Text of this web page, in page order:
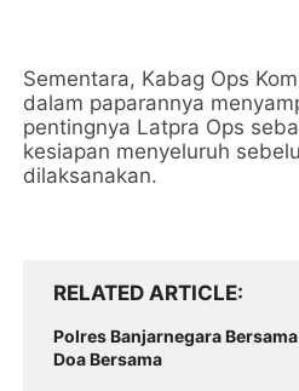
Sementara, Kabag Ops
dalam paparannya
pentingnya Latpra Ops
kesiapan menyeluruh
dilaksanakan.
RELATED ARTICLE
Polres Banjarnegara
Doa Bersama